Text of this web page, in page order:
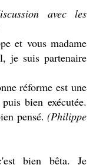
avec les
et vous madame
je suis partenaire
réforme est une
bien exécutée.
pensé. (Philippe
bien bêta. Je